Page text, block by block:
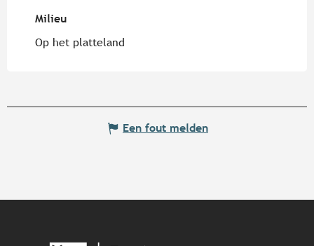
Milieu
Milieu
Op het platteland
Een fout melden